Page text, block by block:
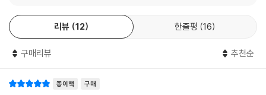
아요?
물론 있죠. 그러나 저는 어떤 예술 분야에서든 쉬운 작품을 훌륭한 만듦새
로 완성하는 게 가장 어려운 일이라고 생각해요. 헨델을 아주 존경했던 베
방법은 헨델에게 배울 수 있다”. 참고로, 베토벤은 평생 영어를 오직 [메시
래식으로 가는 기초 근육을 기르는 데 집중했다면, 바로 그 이전을 살았던
동갑내기 두 음악가의 발자취를 따라가는 이번 여정에서는 본격적으로 서
양음악의 뿌리인 바로크 음악에 풍덩 빠져볼 수 있도록 독자를 이끈다. 위
인전보다 흥미진진하고 역사책보다 생생한 두 사람의 인생 이야기를 통해
수 있게 되는 건 덤이다.
리뷰 12 한줄평 16
구매리뷰 추천순
종이책 구매